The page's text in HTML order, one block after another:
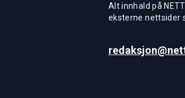
Alt innhald på
eksterne nettsider